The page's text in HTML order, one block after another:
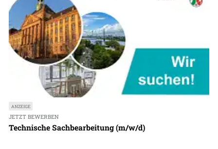
ANZEIGE
JETZT BEWERBEN
Technische Sachbearbeitung (m/w/d)